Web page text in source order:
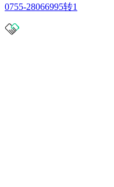
0755-28066995转1